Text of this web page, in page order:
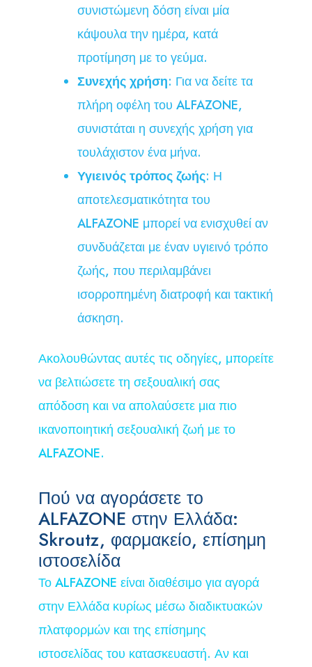
συνιστώμενη δόση είναι μία
κάψουλα την ημέρα, κατά
προτίμηση με το γεύμα.
Συνεχής χρήση: Για να δείτε τα
πλήρη οφέλη του ALFAZONE,
συνιστάται η συνεχής χρήση για
τουλάχιστον ένα μήνα.
Υγιεινός τρόπος ζωής: Η
αποτελεσματικότητα του
ALFAZONE μπορεί να ενισχυθεί αν
συνδυάζεται με έναν υγιεινό τρόπο
ζωής, που περιλαμβάνει
ισορροπημένη διατροφή και τακτική
άσκηση.
Ακολουθώντας αυτές τις οδηγίες, μπορείτε
να βελτιώσετε τη σεξουαλική σας
απόδοση και να απολαύσετε μια πιο
ικανοποιητική σεξουαλική ζωή με το
ALFAZONE.
Πού να αγοράσετε το
ALFAZONE στην Ελλάδα:
Skroutz, φαρμακείο, επίσημη
ιστοσελίδα
Το ALFAZONE είναι διαθέσιμο για αγορά
στην Ελλάδα κυρίως μέσω διαδικτυακών
πλατφορμών και της επίσημης
ιστοσελίδας του κατασκευαστή. Αν και